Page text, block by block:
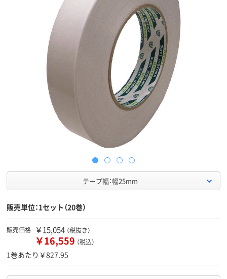
テープ幅：幅25mm
販売単位：1セット（20巻）
販売価格 ￥15,054 （税抜き）
￥16,559 （税込）
1巻あたり￥827.95